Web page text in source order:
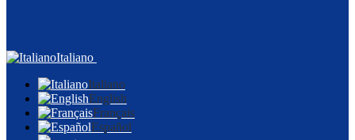
Italiano
Italiano
English
Français
Español